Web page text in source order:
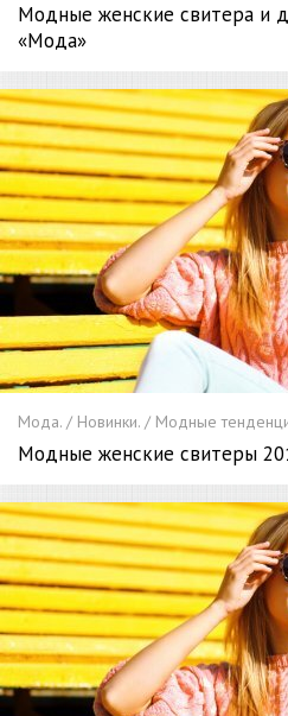
Модные женские свитера и
«Мода»
Мода. / Новинки. / Модные
Модные женские свитеры